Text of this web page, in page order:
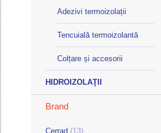
Adezivi termoizolații
Tencuială termoizolantă
Colțare și accesorii
HIDROIZOLAŢII
Brand
Cerrad (13)